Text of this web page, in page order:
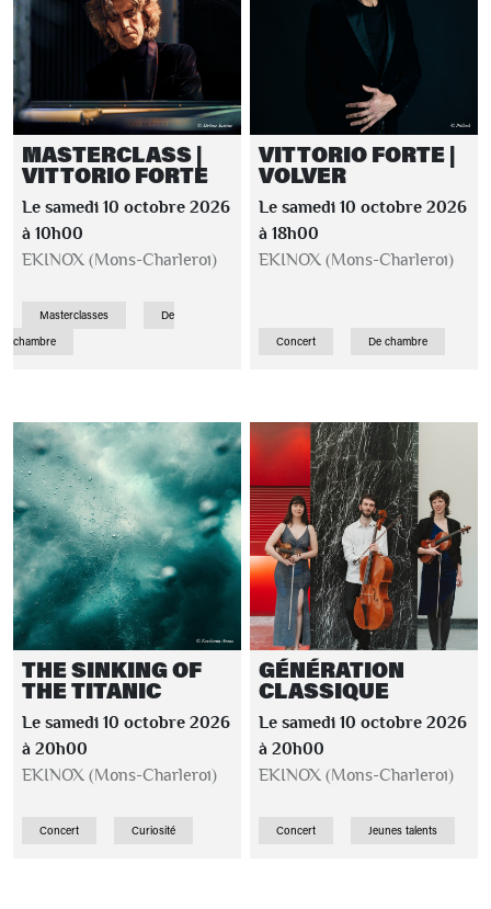
MASTERCLASS |
VITTORIO FORTE
Le samedi 10 octobre 2026
à 10h00
EKINOX (Mons-Charleroi)
Masterclasses
De
chambre
VITTORIO FORTE |
VOLVER
Le samedi 10 octobre 2026
à 18h00
EKINOX (Mons-Charleroi)
Concert De chambre
THE SINKING OF
THE TITANIC
Le samedi 10 octobre 2026
à 20h00
EKINOX (Mons-Charleroi)
Concert Curiosité
GÉNÉRATION
CLASSIQUE
Le samedi 10 octobre 2026
à 20h00
EKINOX (Mons-Charleroi)
Concert Jeunes talents